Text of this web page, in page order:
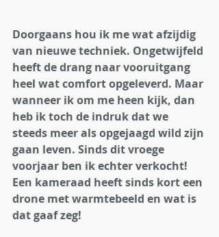
Doorgaans hou ik me wat afzijdig
van nieuwe techniek. Ongetwijfeld
heeft de drang naar vooruitgang
heel wat comfort opgeleverd. Maar
wanneer ik om me heen kijk, dan
heb ik toch de indruk dat we
steeds meer als opgejaagd wild zijn
gaan leven. Sinds dit vroege
voorjaar ben ik echter verkocht!
Een kameraad heeft sinds kort een
drone met warmtebeeld en wat is
dat gaaf zeg!